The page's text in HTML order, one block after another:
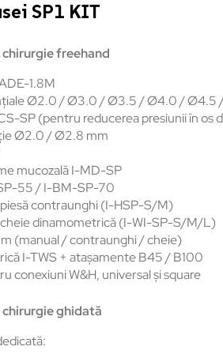
SP1 KIT
freehand
1.8M
Ø2.0 / Ø3.0 / Ø3.5 / Ø4.0 / Ø4.5
SP (pentru reducerea presiunii în os
Ø2.0 / Ø2.8 mm
mucozală I-MD-SP
55 / I-BM-SP-70
contraunghi (I-HSP-S/M)
dinamometrică (I-WI-SP-S/M/L)
(manual / contraunghi / cheie)
I-TWS + atașamente B45 / B100
conexiuni W&H, universal și square
ghidată